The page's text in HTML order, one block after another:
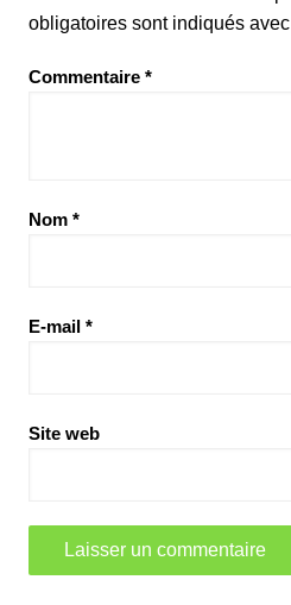
obligatoires sont indiqués avec
Commentaire *
Nom *
E-mail *
Site web